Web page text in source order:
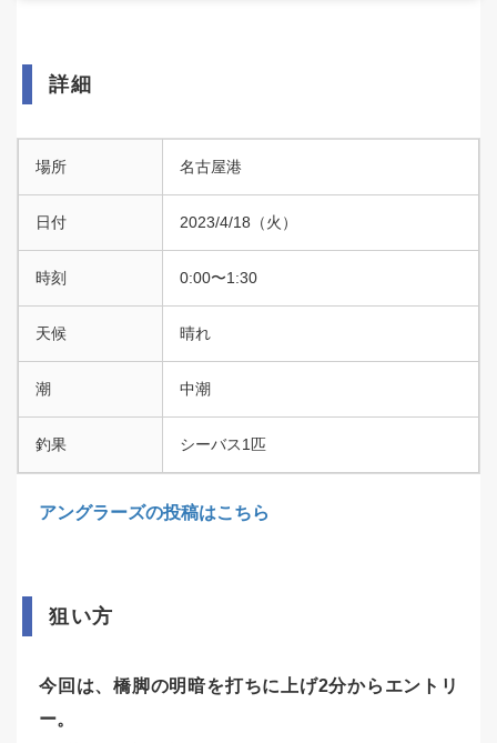
詳細
場所 名古屋港
日付 2023/4/18（火）
時刻 0:00〜1:30
天候 晴れ
潮 中潮
釣果 シーバス1匹
アングラーズの投稿はこちら
狙い方
今回は、橋脚の明暗を打ちに上げ2分からエントリ
ー。